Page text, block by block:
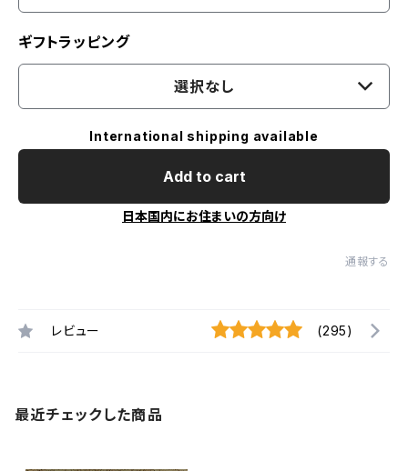
ギフトラッピング
選択なし
International shipping available
Add to cart
日本国内にお住まいの方向け
通報する
レビュー (295)
最近チェックした商品